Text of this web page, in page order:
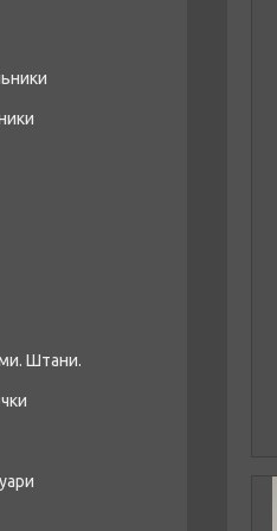
талією
формована чашка
Штани.